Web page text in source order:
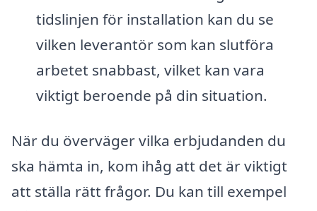
tidslinjen för installation kan du se
vilken leverantör som kan slutföra
arbetet snabbast, vilket kan vara
viktigt beroende på din situation.
När du överväger vilka erbjudanden du
ska hämta in, kom ihåg att det är viktigt
att ställa rätt frågor. Du kan till exempel